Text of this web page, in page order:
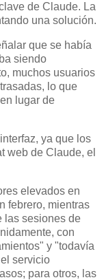
de Claude. La
una solución.
que se había
siendo
muchos usuarios
lo que
lugar de
ya que los
web de Claude, el
elevados en
febrero, mientras
las sesiones de
con
y "todavía
servicio
para otros, las